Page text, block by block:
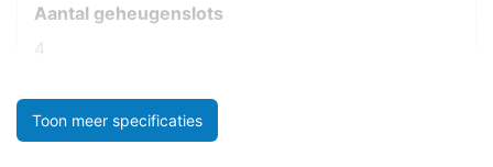
Aantal geheugenslots
4
Toon meer specificaties